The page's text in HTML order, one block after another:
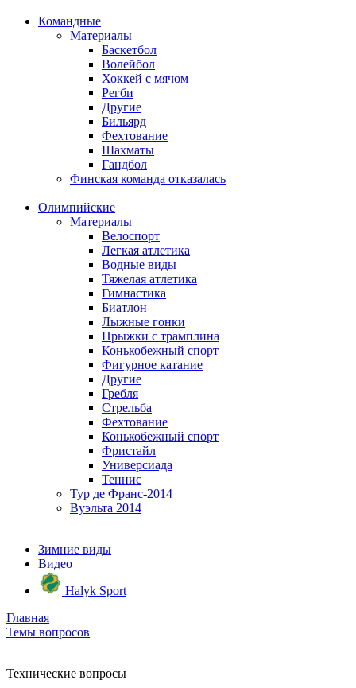
Командные
Материалы
Баскетбол
Волейбол
Хоккей с мячом
Регби
Другие
Бильярд
Фехтование
Шахматы
Гандбол
Финская команда отказалась
Олимпийские
Материалы
Велоспорт
Легкая атлетика
Водные виды
Тяжелая атлетика
Гимнастика
Биатлон
Лыжные гонки
Прыжки с трамплина
Конькобежный спорт
Фигурное катание
Другие
Гребля
Стрельба
Фехтование
Конькобежный спорт
Фристайл
Универсиада
Теннис
Тур де Франс-2014
Вуэльта 2014
Зимние виды
Видео
Halyk Sport
Главная
Темы вопросов
Технические вопросы